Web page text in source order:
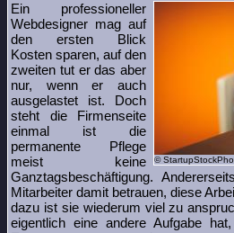
©
Ein professioneller
Webdesigner mag auf
den ersten Blick
Kosten sparen, auf den
zweiten tut er das aber
nur, wenn er auch
ausgelastet ist. Doch
steht die Firmenseite
einmal ist die
permanente Pflege
meist keine
Ganztagsbeschäftigung.
Mitarbeiter damit betrauen, diese
dazu ist sie wiederum viel zu
eigentlich eine andere Aufgabe